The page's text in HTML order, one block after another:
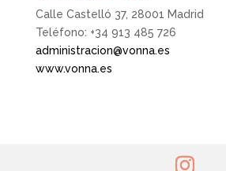
Calle Castelló 37, 28001 Madrid
Teléfono: +34 913 485 726
administracion@vonna.es
www.vonna.es